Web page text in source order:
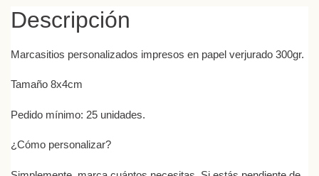
Descripción
Marcasitios personalizados impresos en papel verjurado 300gr.
Tamaño 8x4cm
Pedido mínimo: 25 unidades.
¿Cómo personalizar?